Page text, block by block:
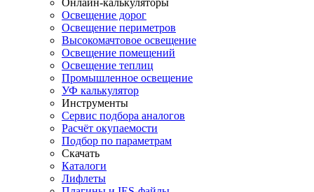
Освещение дорог
Освещение периметров
Высокомачтовое освещение
Освещение помещений
Освещение теплиц
Промышленное освещение
УФ калькулятор
Инструменты
Сервис подбора аналогов
Расчёт окупаемости
Подбор по параметрам
Скачать
Каталоги
Лифлеты